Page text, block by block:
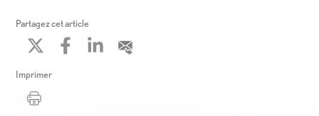
Partagez cet article
Imprimer